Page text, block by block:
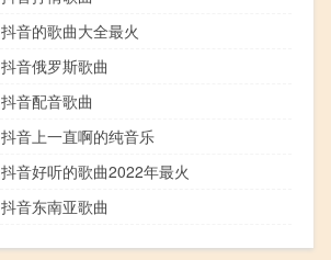
抖音的歌曲大全最火
抖音俄罗斯歌曲
抖音配音歌曲
抖音上一直啊的纯音乐
抖音好听的歌曲2022年最火
抖音东南亚歌曲